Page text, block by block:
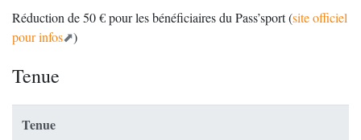
Réduction de 50 € pour les bénéficiaires du Pass’sport (site officiel
pour infos
)
Tenue
Tenue